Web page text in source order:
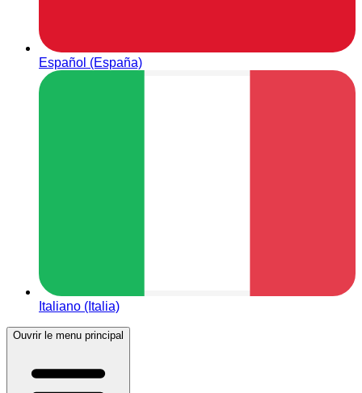
Español (España)
Italiano (Italia)
Ouvrir le menu principal